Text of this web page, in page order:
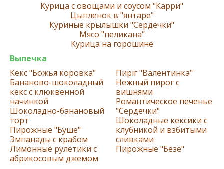
Курица с овощами и соусом "Карри"
Цыпленок в "янтаре"
Куриные крылышки "Сердечки"
Мясо "пеликана"
Курица на горошине
Выпечка
Кекс "Божья коровка"
Бананово-шоколадный
кекс с клюквенной
начинкой
Шоколадно-банановый
торт
Пирожные "Буше"
Эмпанады с крабом
Лимонные рулетики с
абрикосовым джемом
Пиріг "Валентинка"
Нежный пирог с
вишнями
Романтическое печенье
"Сердечки"
Шоколадные кексики с
клубникой и взбитыми
сливками
Пирожныe "Бeзe"